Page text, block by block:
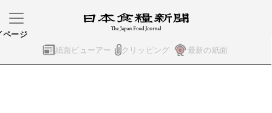
紙面ビューアー クリッピング 最新の紙面
ページ